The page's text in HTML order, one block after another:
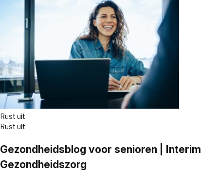
Rust uit
Rust uit
Gezondheidsblog voor senioren | Interim
Gezondheidszorg